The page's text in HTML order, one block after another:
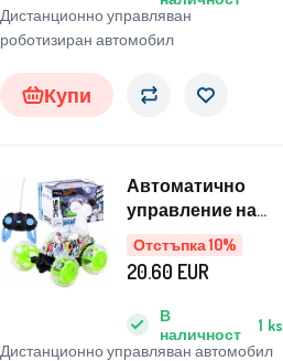
Дистанционно управляван
роботизиран автомобил
Купи
Отстъпка 10%
Автоматично
управление на
каскади Графити
RC0480
Дистанционно управляван автомобил
В
наличност
1 ks
20.60 EUR